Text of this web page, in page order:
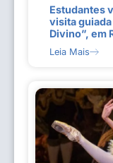
Estudantes
visita guiada
Divino”, em
Leia Mais